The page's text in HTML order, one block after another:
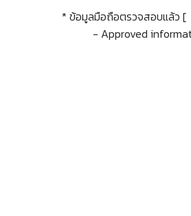
* ข้อมูลมือถือตรวจสอบแล้ว [
- Approved